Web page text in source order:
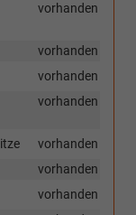
vorhanden
vorhanden
vorhanden
vorhanden
vorhanden
vorhanden
vorhanden